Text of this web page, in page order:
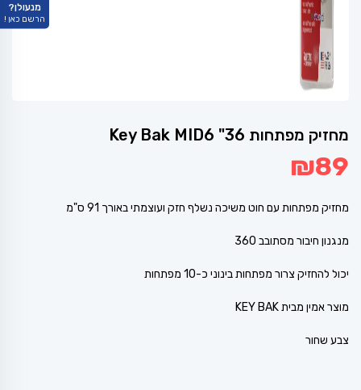
מחזיק מפתחות 36" Key Bak MID6
₪89
מחזיק מפתחות עם חוט משיכה נשלף חזק ועוצמתי באורך 91 ס"מ
מנגנון חיבור מסתובב 360
יכול להחזיק צרור מפתחות בינוני כ-10 מפתחות
מוצר אמין מבית KEY BAK
צבע שחור
מנעולן?
הרשם כאן !